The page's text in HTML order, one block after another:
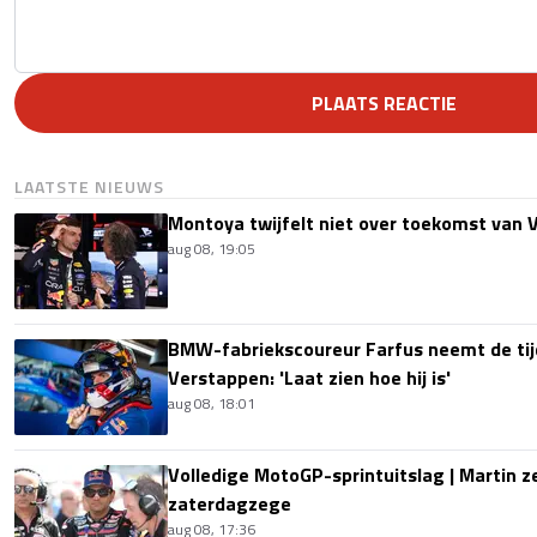
PLAATS REACTIE
LAATSTE NIEUWS
Montoya twijfelt niet over toekomst van
aug 08, 19:05
BMW-fabriekscoureur Farfus neemt de
Verstappen: 'Laat zien hoe hij is'
aug 08, 18:01
Volledige MotoGP-sprintuitslag | Martin
zaterdagzege
aug 08, 17:36